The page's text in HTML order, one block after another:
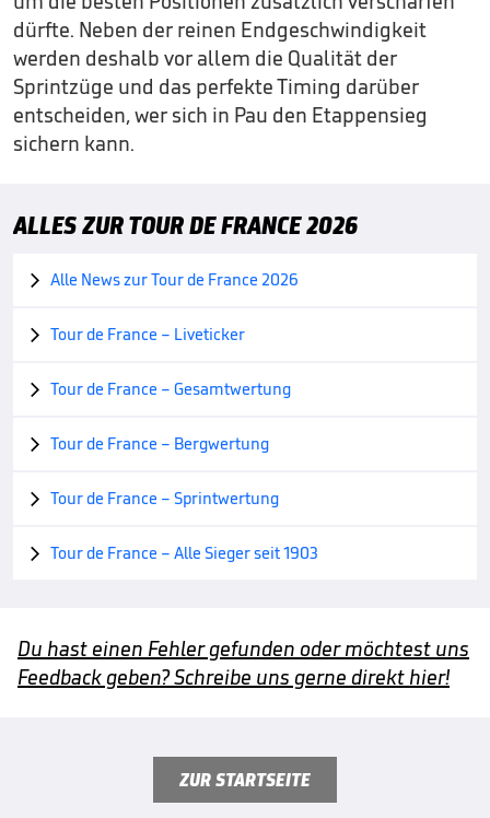
dürfte. Neben der reinen Endgeschwindigkeit
werden deshalb vor allem die Qualität der
Sprintzüge und das perfekte Timing darüber
entscheiden, wer sich in Pau den Etappensieg
sichern kann.
ALLES ZUR TOUR DE FRANCE 2026
 Alle News zur Tour de France 2026
 Tour de France – Liveticker
 Tour de France – Gesamtwertung
 Tour de France – Bergwertung
 Tour de France – Sprintwertung
 Tour de France – Alle Sieger seit 1903
Du hast einen Fehler gefunden oder möchtest uns
Feedback geben? Schreibe uns gerne direkt hier!
ZUR STARTSEITE